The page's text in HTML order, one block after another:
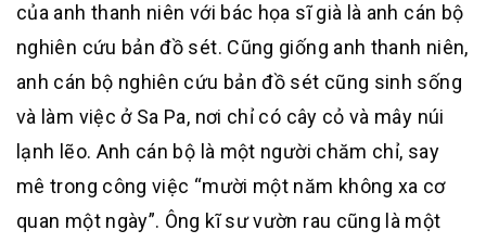
của anh thanh niên với bác họa sĩ già là anh cán bộ
nghiên cứu bản đồ sét. Cũng giống anh thanh niên,
anh cán bộ nghiên cứu bản đồ sét cũng sinh sống
và làm việc ở Sa Pa, nơi chỉ có cây cỏ và mây núi
lạnh lẽo. Anh cán bộ là một người chăm chỉ, say
mê trong công việc “mười một năm không xa cơ
quan một ngày”. Ông kĩ sư vườn rau cũng là một